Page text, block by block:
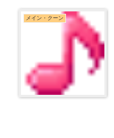
メイン・クーン